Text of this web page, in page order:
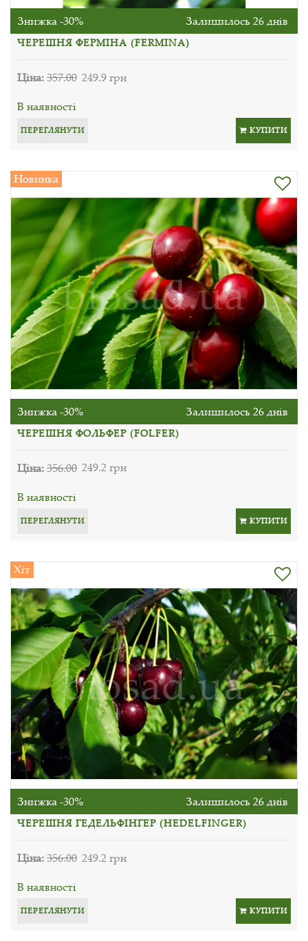
Знижка -30% Залишилось 26 днів
ЧЕРЕШНЯ ФЕРМІНА (FERMINA)
Ціна:357.00 249.9 грн
В наявності
ПЕРЕГЛЯНУТИ КУПИТИ
Новинка
Знижка -30% Залишилось 26 днів
ЧЕРЕШНЯ ФОЛЬФЕР (FOLFER)
Ціна:356.00 249.2 грн
В наявності
ПЕРЕГЛЯНУТИ КУПИТИ
Хіт
Знижка -30% Залишилось 26 днів
ЧЕРЕШНЯ ГЕДЕЛЬФІНГЕР (HEDELFINGER)
Ціна:356.00 249.2 грн
В наявності
ПЕРЕГЛЯНУТИ КУПИТИ